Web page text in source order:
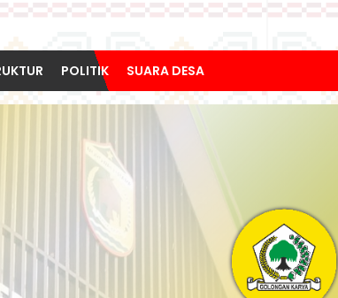
POLITIK SUARA DESA